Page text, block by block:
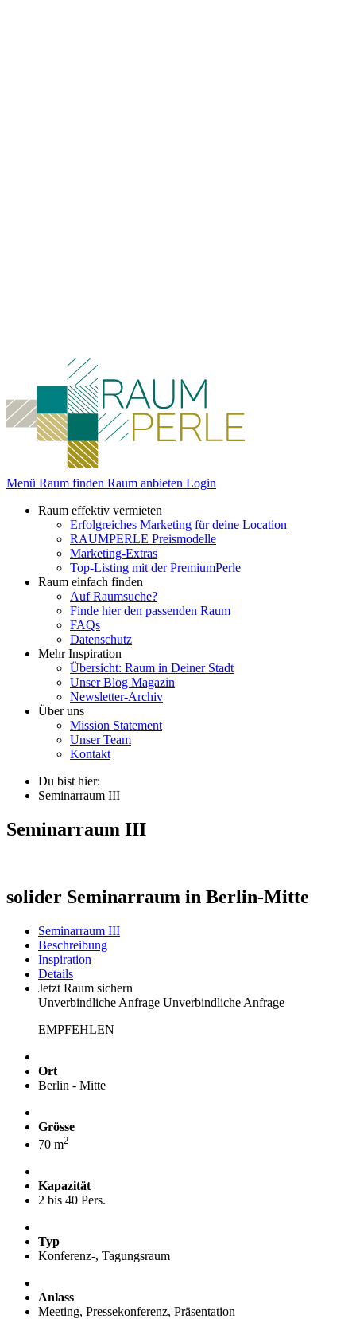
Menü Raum finden Raum anbieten Login
Raum effektiv vermieten
Erfolgreiches Marketing für deine Location
RAUMPERLE Preismodelle
Marketing-Extras
Top-Listing mit der PremiumPerle
Raum einfach finden
Auf Raumsuche?
Finde hier den passenden Raum
FAQs
Datenschutz
Mehr Inspiration
Übersicht: Raum in Deiner Stadt
Unser Blog Magazin
Newsletter-Archiv
Über uns
Mission Statement
Unser Team
Kontakt
Du bist hier:
Seminarraum III
Seminarraum III
solider Seminarraum in Berlin-Mitte
Seminarraum III
Beschreibung
Inspiration
Details
Jetzt Raum sichern
Unverbindliche Anfrage Unverbindliche Anfrage
EMPFEHLEN
Ort
Berlin - Mitte
Grösse
70 m2
Kapazität
2 bis 40 Pers.
Typ
Konferenz-, Tagungsraum
Anlass
Meeting, Pressekonferenz, Präsentation